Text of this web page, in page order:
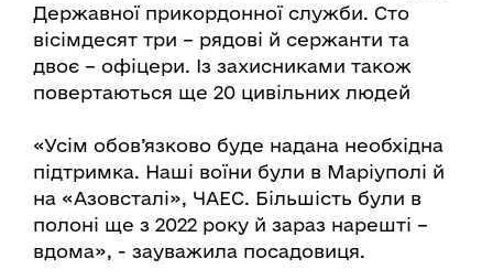
Державної прикордонної служби. Сто
вісімдесят три – рядові й сержанти та
двоє – офіцери. Із захисниками також
повертаються ще 20 цивільних людей
«Усім обов’язково буде надана необхідна
підтримка. Наші воїни були в Маріуполі й
на «Азовсталі», ЧАЕС. Більшість були в
полоні ще з 2022 року й зараз нарешті –
вдома», - зауважила посадовиця.